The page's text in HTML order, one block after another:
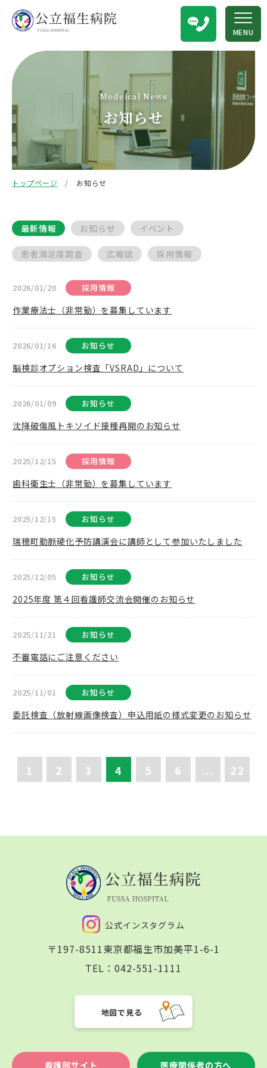
MENU
Medeical News
お知らせ
トップページ お知らせ
最新情報 お知らせ イベント
患者満足度調査 広報誌 採用情報
2026/01/20 採用情報
作業療法士（非常勤）を募集しています
2026/01/16 お知らせ
脳検診オプション検査「VSRAD」について
2026/01/09 お知らせ
沈降破傷風トキソイド接種再開のお知らせ
2025/12/15 採用情報
歯科衛生士（非常勤）を募集しています
2025/12/15 お知らせ
瑞穂町動脈硬化予防講演会に講師として参加いたしました
2025/12/05 お知らせ
2025年度 第４回看護師交流会開催のお知らせ
2025/11/21 お知らせ
不審電話にご注意ください
2025/11/01 お知らせ
委託検査（放射線画像検査）申込用紙の様式変更のお知らせ
1 2 3 4 5 6 ... 22
公式インスタグラム
〒197-8511東京都福生市加美平1-6-1
TEL： 042-551-1111
地図で見る
看護部サイト 医療関係者の方へ